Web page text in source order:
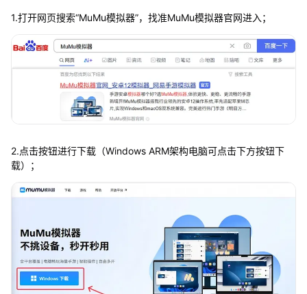
1.打开网页搜索“MuMu模拟器”，找准MuMu模拟器官网进入；
2.点击按钮进行下载（Windows ARM架构电脑可点击下方按钮下
载）；